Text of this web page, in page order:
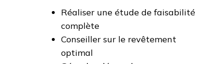
Réaliser une étude de faisabilité
complète
Conseiller sur le revêtement
optimal